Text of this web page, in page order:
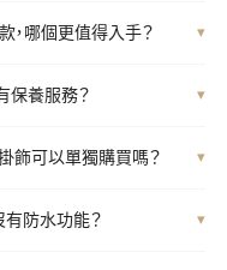
，哪個更值得入手？ ▾
保養服務？ ▾
飾可以單獨購買嗎？ ▾
防水功能？ ▾